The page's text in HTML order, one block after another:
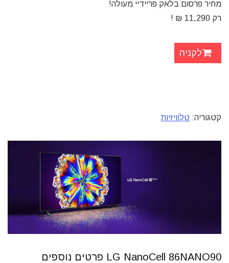
מחיר פרסום בלאק פריידיי מעולה!
רק 11,290
₪ !
לקניה
קטגוריה: טלוויזיות
LG NanoCell 86NANO90 פרטים נוספים